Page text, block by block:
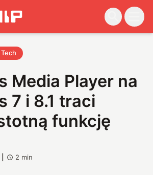
Tech
Media Player na
7 i 8.1 traci
funkcję
2 min